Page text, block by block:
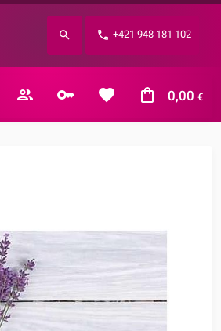
+421 948 181 102
0,00 €
Zabudnuté heslo?